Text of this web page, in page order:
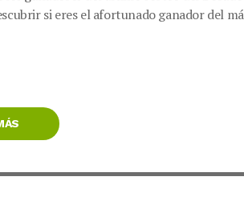
si eres el afortunado ganador del